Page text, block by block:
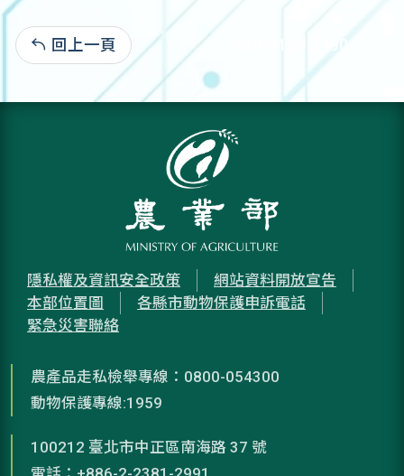
回上一頁 95-01-13:13,490
隱私權及資訊安全政策
網站資料開放宣告
本部位置圖
各縣市動物保護申訴電話
緊急災害聯絡
農產品走私檢舉專線：0800-054300
動物保護專線:1959
100212 臺北市中正區南海路 37 號